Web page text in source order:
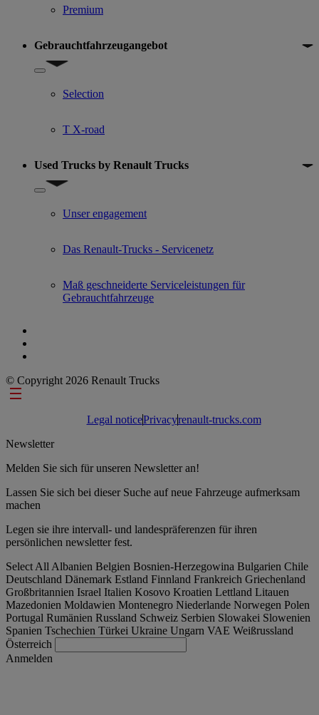
Premium
Gebrauchtfahrzeugangebot
Show submenu for Gebrauchtfahrzeugangebot
Selection
T X-road
Used Trucks by Renault Trucks
Show submenu for Used Trucks by Renault Trucks
Unser engagement
Das Renault-Trucks - Servicenetz
Maß geschneiderte Serviceleistungen für
Gebrauchtfahrzeuge
© Copyright 2026 Renault Trucks
Footer links
Legal noticePrivacyrenault-trucks.com
Newsletter
Melden Sie sich für unseren Newsletter an!
Lassen Sie sich bei dieser Suche auf neue Fahrzeuge aufmerksam
machen
Legen sie ihre intervall- und landespräferenzen für ihren
persönlichen newsletter fest.
Select All Albanien Belgien Bosnien-Herzegowina Bulgarien Chile
Deutschland Dänemark Estland Finnland Frankreich Griechenland
Großbritannien Israel Italien Kosovo Kroatien Lettland Litauen
Mazedonien Moldawien Montenegro Niederlande Norwegen Polen
Portugal Rumänien Russland Schweiz Serbien Slowakei Slowenien
Spanien Tschechien Türkei Ukraine Ungarn VAE Weißrussland
Österreich
Anmelden